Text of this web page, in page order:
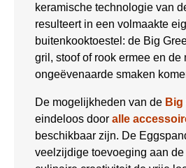
keramische technologie van
resulteert in een volmaakte
buitenkooktoestel: de Big
gril, stoof of rook ermee en de
ongeëvenaarde smaken
De mogelijkheden van de Big
eindeloos door alle
beschikbaar zijn. De
veelzijdige toevoeging aan